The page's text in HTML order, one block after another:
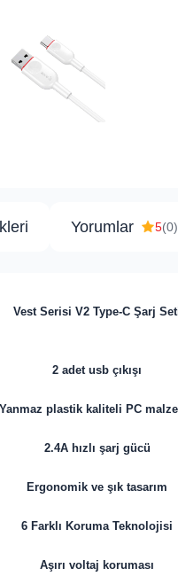
Yorumlar 5(0)
Vest Serisi V2 Type-C Şarj
2 adet usb çıkışı
Yanmaz plastik kaliteli PC
2.4A hızlı şarj gücü
Ergonomik ve şık tasarım
6 Farklı Koruma Teknolojisi
Aşırı voltaj koruması